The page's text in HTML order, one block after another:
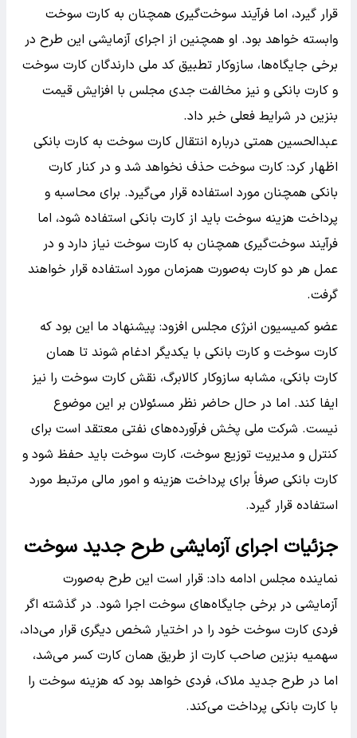
قرار گیرد، اما فرآیند سوخت‌گیری همچنان به کارت سوخت
وابسته خواهد بود. او همچنین از اجرای آزمایشی این طرح در
برخی جایگاه‌ها، سازوکار تطبیق کد ملی دارندگان کارت سوخت
و کارت بانکی و نیز مخالفت جدی مجلس با افزایش قیمت
بنزین در شرایط فعلی خبر داد.
عبدالحسین همتی درباره انتقال کارت سوخت به کارت بانکی
اظهار کرد: کارت سوخت حذف نخواهد شد و در کنار کارت
بانکی همچنان مورد استفاده قرار می‌گیرد. برای محاسبه و
پرداخت هزینه سوخت باید از کارت بانکی استفاده شود، اما
فرآیند سوخت‌گیری همچنان به کارت سوخت نیاز دارد و در
عمل هر دو کارت به‌صورت همزمان مورد استفاده قرار خواهند
گرفت.
عضو کمیسیون انرژی مجلس افزود: پیشنهاد ما این بود که
کارت سوخت و کارت بانکی با یکدیگر ادغام شوند تا همان
کارت بانکی، مشابه سازوکار کالابرگ، نقش کارت سوخت را نیز
ایفا کند. اما در حال حاضر نظر مسئولان بر این موضوع
نیست. شرکت ملی پخش فرآورده‌های نفتی معتقد است برای
کنترل و مدیریت توزیع سوخت، کارت سوخت باید حفظ شود و
کارت بانکی صرفاً برای پرداخت هزینه و امور مالی مرتبط مورد
استفاده قرار گیرد.
جزئیات اجرای آزمایشی طرح جدید سوخت
نماینده مجلس ادامه داد: قرار است این طرح به‌صورت
آزمایشی در برخی جایگاه‌های سوخت اجرا شود. در گذشته اگر
فردی کارت سوخت خود را در اختیار شخص دیگری قرار می‌داد،
سهمیه بنزین صاحب کارت از طریق همان کارت کسر می‌شد،
اما در طرح جدید ملاک، فردی خواهد بود که هزینه سوخت را
با کارت بانکی پرداخت می‌کند.